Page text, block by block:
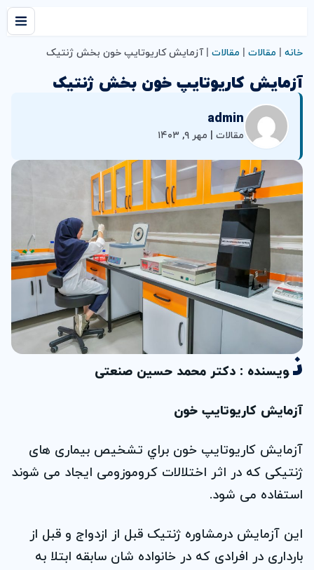
خانه مقالات مقالات |آزمايش كاريوتايپ خون بخش ژنتیک
آزمايش كاريوتايپ خون بخش ژنتیک
admin
مقالات | مهر ۹, ۱۴۰۳
ن ویسنده : دکتر محمد حسین صنعتی
آزمايش كاريوتايپ خون
آزمايش کاريوتايپ خون براي تشخيص بيماری های
ژنتيکی که در اثر اختلالات کروموزومی ايجاد می شوند
استفاده می شود.
اين آزمايش درمشاوره ژنتيک قبل از ازدواج و قبل از
بارداری در افرادی که در خانواده شان سابقه ابتلا به